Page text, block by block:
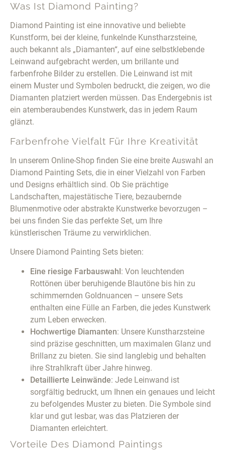
Was Ist Diamond Painting?
Diamond Painting ist eine innovative und beliebte
Kunstform, bei der kleine, funkelnde Kunstharzsteine,
auch bekannt als „Diamanten“, auf eine selbstklebende
Leinwand aufgebracht werden, um brillante und
farbenfrohe Bilder zu erstellen. Die Leinwand ist mit
einem Muster und Symbolen bedruckt, die zeigen, wo die
Diamanten platziert werden müssen. Das Endergebnis ist
ein atemberaubendes Kunstwerk, das in jedem Raum
glänzt.
Farbenfrohe Vielfalt Für Ihre Kreativität
In unserem Online-Shop finden Sie eine breite Auswahl an
Diamond Painting Sets, die in einer Vielzahl von Farben
und Designs erhältlich sind. Ob Sie prächtige
Landschaften, majestätische Tiere, bezaubernde
Blumenmotive oder abstrakte Kunstwerke bevorzugen –
bei uns finden Sie das perfekte Set, um Ihre
künstlerischen Träume zu verwirklichen.
Unsere Diamond Painting Sets bieten:
Eine riesige Farbauswahl: Von leuchtenden
Rottönen über beruhigende Blautöne bis hin zu
schimmernden Goldnuancen – unsere Sets
enthalten eine Fülle an Farben, die jedes Kunstwerk
zum Leben erwecken.
Hochwertige Diamanten: Unsere Kunstharzsteine
sind präzise geschnitten, um maximalen Glanz und
Brillanz zu bieten. Sie sind langlebig und behalten
ihre Strahlkraft über Jahre hinweg.
Detaillierte Leinwände: Jede Leinwand ist
sorgfältig bedruckt, um Ihnen ein genaues und leicht
zu befolgendes Muster zu bieten. Die Symbole sind
klar und gut lesbar, was das Platzieren der
Diamanten erleichtert.
Vorteile Des Diamond Paintings